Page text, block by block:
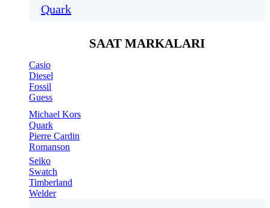
Quark
SAAT MARKALARI
Casio
Diesel
Fossil
Guess
Michael Kors
Quark
Pierre Cardin
Romanson
Seiko
Swatch
Timberland
Welder